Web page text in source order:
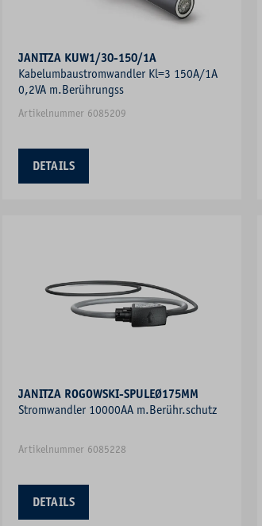
JANITZA KUW1/30-150/1A
Kabelumbaustromwandler Kl=3 150A/1A
0,2VA m.Berührungss
Artikelnummer 6085209
DETAILS
JANITZA ROGOWSKI-SPULEØ175MM
Stromwandler 10000AA m.Berühr.schutz
Artikelnummer 6085228
DETAILS